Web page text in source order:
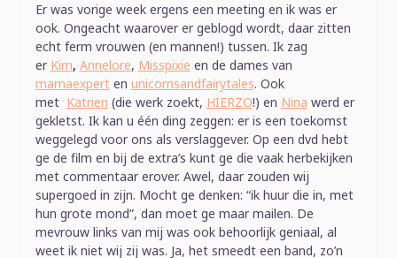
Er was vorige week ergens een meeting en ik was er
ook. Ongeacht waarover er geblogd wordt, daar zitten
echt ferm vrouwen (en mannen!) tussen. Ik zag
er Kim, Annelore, Misspixie en de dames van
mamaexpert en unicornsandfairytales. Ook
met Katrien (die werk zoekt, HIERZO!) en Nina werd er
gekletst. Ik kan u één ding zeggen: er is een toekomst
weggelegd voor ons als verslaggever. Op een dvd hebt
ge de film en bij de extra’s kunt ge die vaak herbekijken
met commentaar erover. Awel, daar zouden wij
supergoed in zijn. Mocht ge denken: “ik huur die in, met
hun grote mond”, dan moet ge maar mailen. De
mevrouw links van mij was ook behoorlijk geniaal, al
weet ik niet wij zij was. Ja, het smeedt een band, zo’n